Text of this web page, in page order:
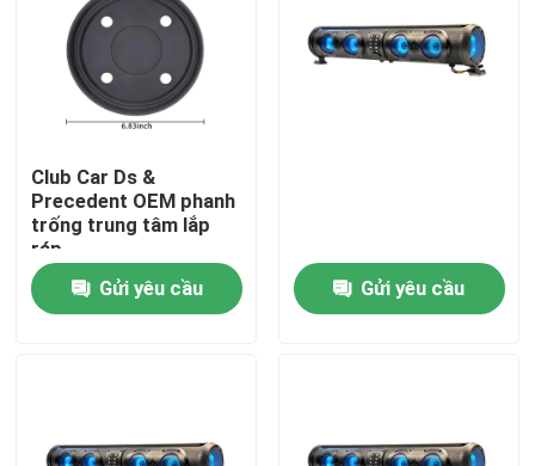
Nhà
Về chúng tôi
Club Car Ds &
Precedent OEM phanh
trống trung tâm lắp
ráp
Gửi yêu cầu
Gửi yêu cầu